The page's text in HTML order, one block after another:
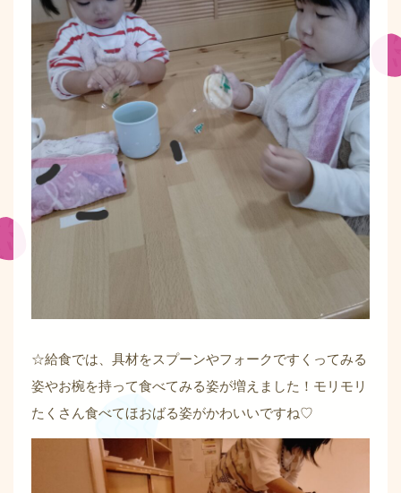
☆給食では、具材をスプーンやフォークですくってみる
姿やお椀を持って食べてみる姿が増えました！モリモリ
たくさん食べてほおばる姿がかわいいですね♡